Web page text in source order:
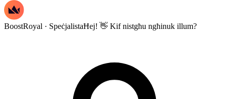
BoostRoyal · SpeċjalistaĦej! 👋 Kif nistgħu ngħinuk illum?